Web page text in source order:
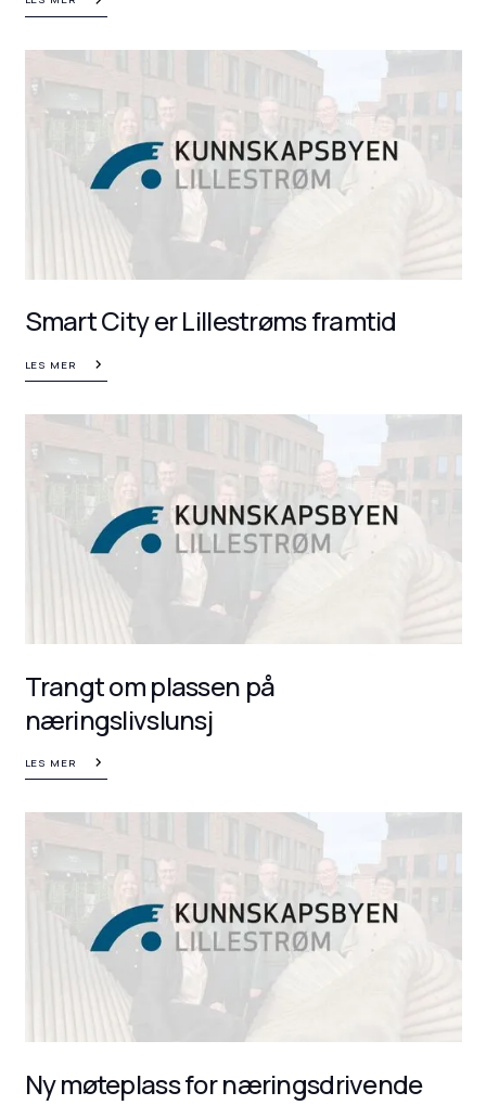
Smart City er Lillestrøms framtid
LES MER
Trangt om plassen på
næringslivslunsj
LES MER
Ny møteplass for næringsdrivende